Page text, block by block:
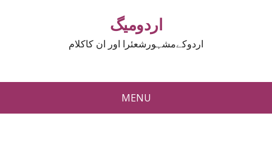
اردومیگ
اردوکےمشہورشعئرا اور ان کاکلام
MENU